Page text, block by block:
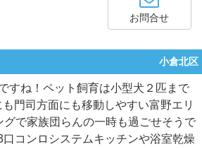
お問合せ
小倉北区
すね！ペット飼育は小型犬２匹まで
門司方面にも移動しやすい富野エリ
グで家族団らんの一時も過ごせそうで
コンロシステムキッチンや浴室乾燥